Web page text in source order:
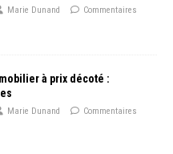
Marie Dunand
Commentaires
à prix décoté :
Marie Dunand
Commentaires